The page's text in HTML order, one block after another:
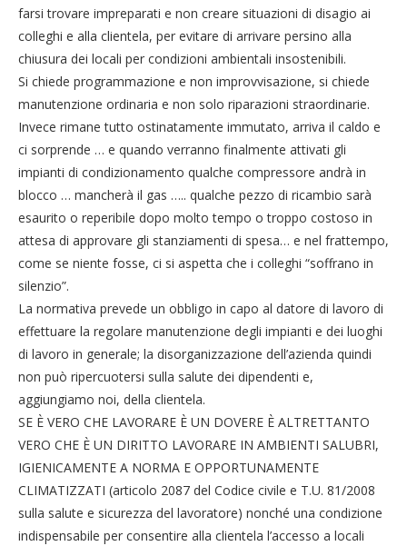
farsi trovare impreparati e non creare situazioni di disagio ai
colleghi e alla clientela, per evitare di arrivare persino alla
chiusura dei locali per condizioni ambientali insostenibili.
Si chiede programmazione e non improvvisazione, si chiede
manutenzione ordinaria e non solo riparazioni straordinarie.
Invece rimane tutto ostinatamente immutato, arriva il caldo e
ci sorprende … e quando verranno finalmente attivati gli
impianti di condizionamento qualche compressore andrà in
blocco … mancherà il gas ….. qualche pezzo di ricambio sarà
esaurito o reperibile dopo molto tempo o troppo costoso in
attesa di approvare gli stanziamenti di spesa… e nel frattempo,
come se niente fosse, ci si aspetta che i colleghi “soffrano in
silenzio”.
La normativa prevede un obbligo in capo al datore di lavoro di
effettuare la regolare manutenzione degli impianti e dei luoghi
di lavoro in generale; la disorganizzazione dell’azienda quindi
non può ripercuotersi sulla salute dei dipendenti e,
aggiungiamo noi, della clientela.
SE È VERO CHE LAVORARE È UN DOVERE È ALTRETTANTO
VERO CHE È UN DIRITTO LAVORARE IN AMBIENTI SALUBRI,
IGIENICAMENTE A NORMA E OPPORTUNAMENTE
CLIMATIZZATI (articolo 2087 del Codice civile e T.U. 81/2008
sulla salute e sicurezza del lavoratore) nonché una condizione
indispensabile per consentire alla clientela l’accesso a locali